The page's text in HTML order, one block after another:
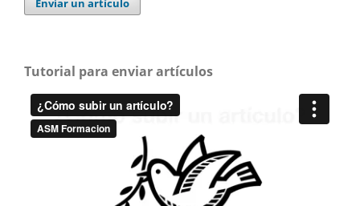
Enviar un artículo
Tutorial para enviar artículos